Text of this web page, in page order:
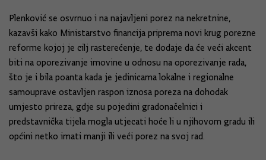
Plenković se osvrnuo i na najavljeni porez na nekretnine,
kazavši kako Ministarstvo financija priprema novi krug porezne
reforme kojoj je cilj rasterećenje, te dodaje da će veći akcent
biti na oporezivanje imovine u odnosu na oporezivanje rada,
što je i bila poanta kada je jedinicama lokalne i regionalne
samouprave ostavljen raspon iznosa poreza na dohodak
umjesto prireza, gdje su pojedini gradonačelnici i
predstavnička tijela mogla utjecati hoće li u njihovom gradu ili
općini netko imati manji ili veći porez na svoj rad.